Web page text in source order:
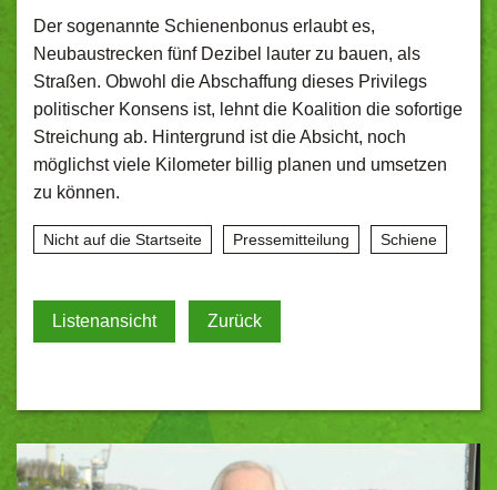
Der sogenannte Schienenbonus erlaubt es,
Neubaustrecken fünf Dezibel lauter zu bauen, als
Straßen. Obwohl die Abschaffung dieses Privilegs
politischer Konsens ist, lehnt die Koalition die sofortige
Streichung ab. Hintergrund ist die Absicht, noch
möglichst viele Kilometer billig planen und umsetzen
zu können.
Nicht auf die Startseite Pressemitteilung Schiene
Listenansicht Zurück